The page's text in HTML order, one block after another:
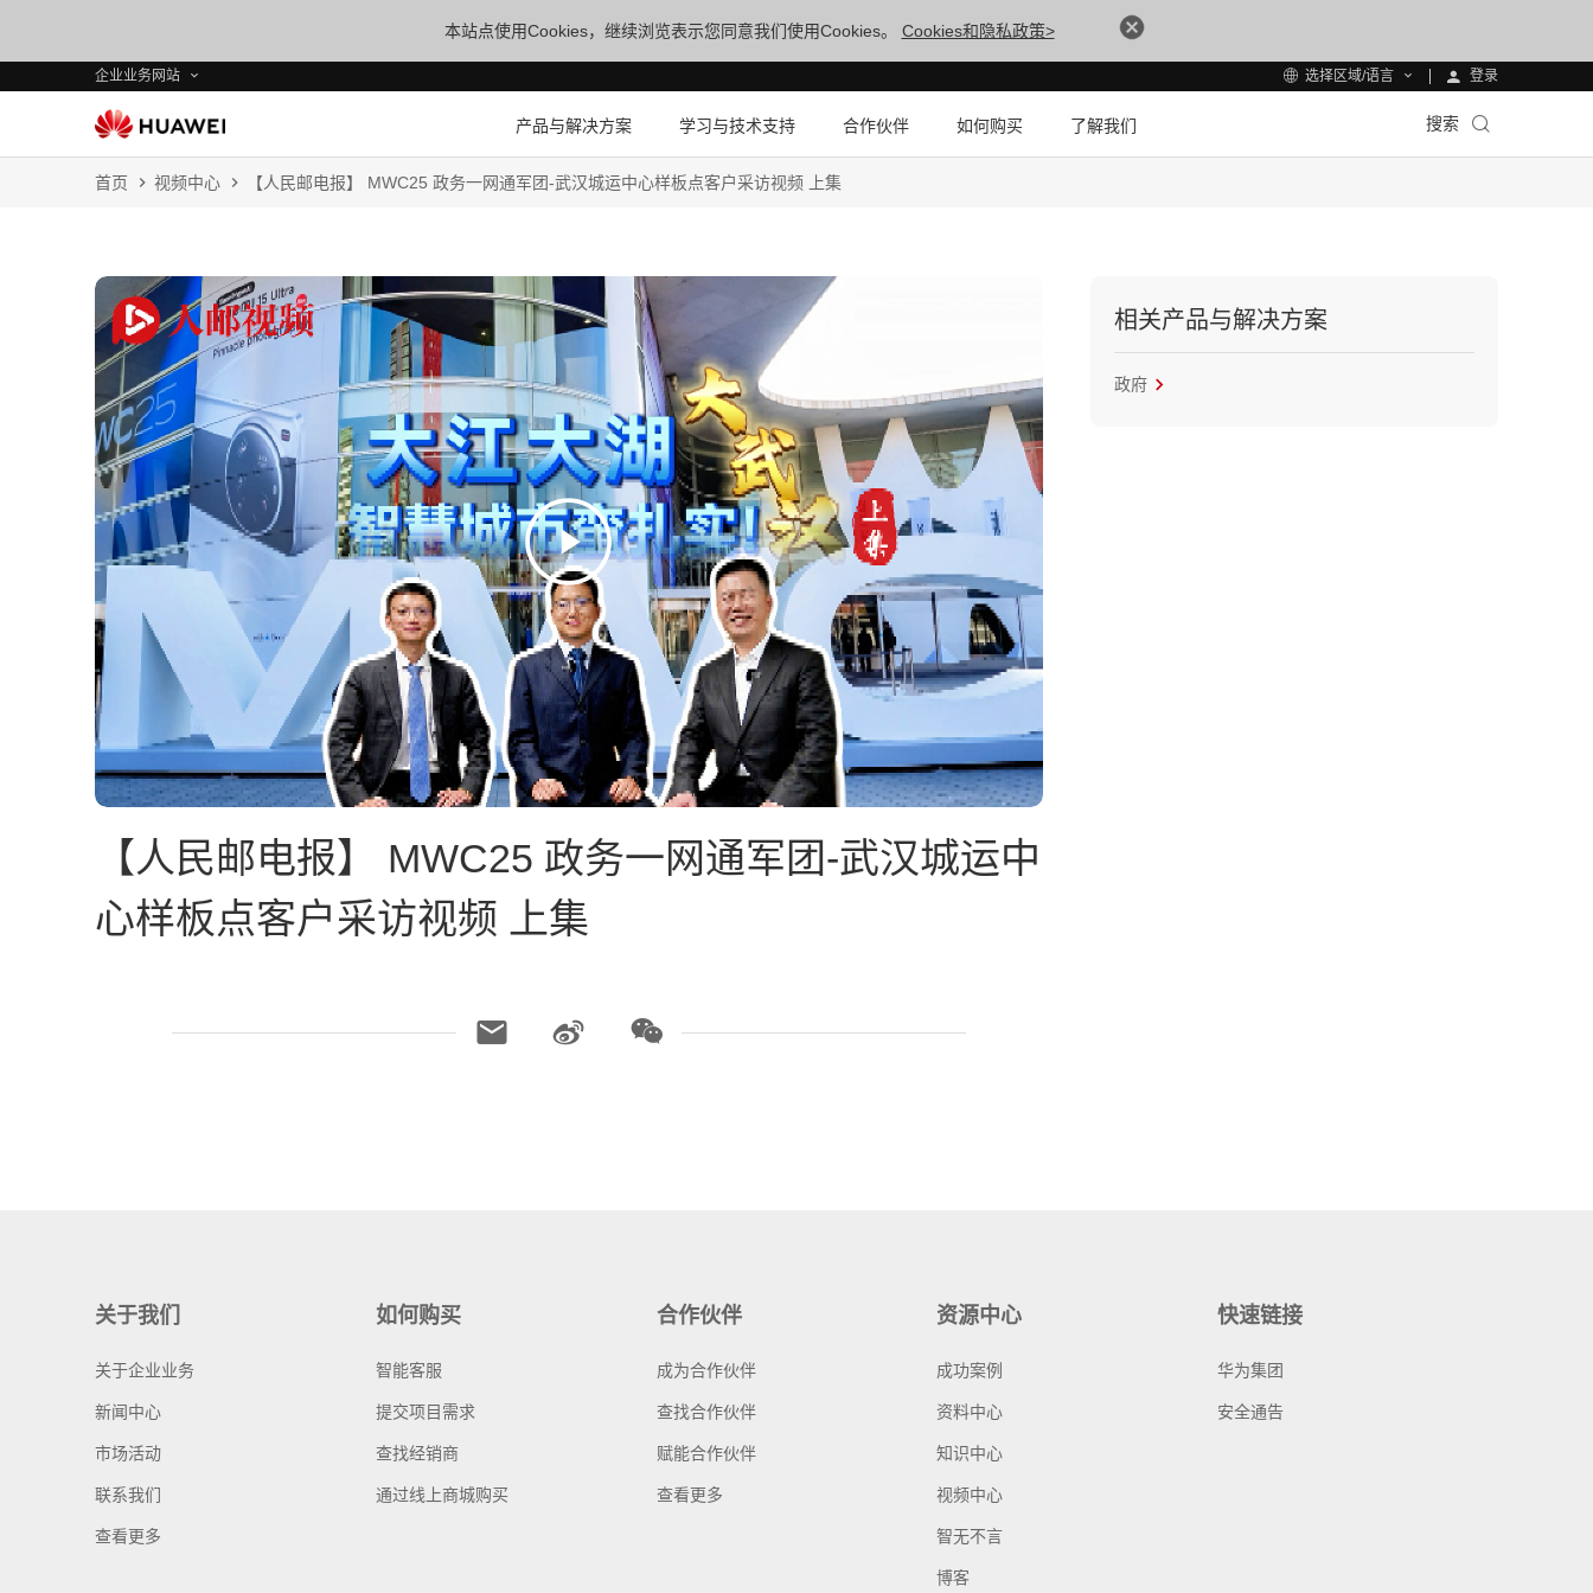
本站点使用Cookies，继续浏览表示您同意我们使用Cookies。 Cookies和隐私政策>
企业业务网站 选择区域/语言 登录
产品与解决方案 学习与技术支持 合作伙伴 如何购买 了解我们 搜索
首页 视频中心 【人民邮电报】 MWC25 政务一网通军团-武汉城运中心样板点客户采访视频 上集
【人民邮电报】 MWC25 政务一网通军团-武汉城运中
心样板点客户采访视频 上集
相关产品与解决方案
政府
关于我们
关于企业业务
新闻中心
市场活动
联系我们
查看更多
如何购买
智能客服
提交项目需求
查找经销商
通过线上商城购买
合作伙伴
成为合作伙伴
查找合作伙伴
赋能合作伙伴
查看更多
资源中心
成功案例
资料中心
知识中心
视频中心
智无不言
博客
快速链接
华为集团
安全通告